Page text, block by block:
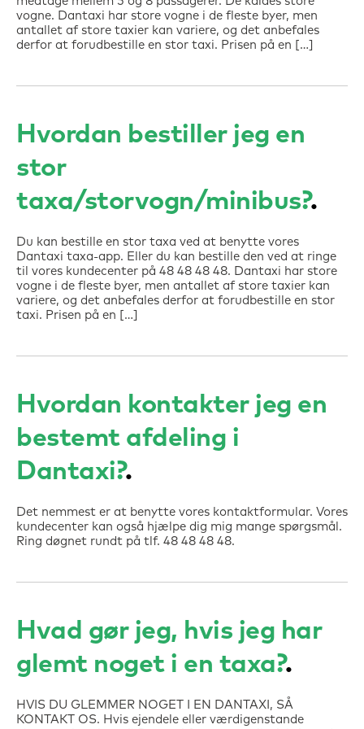
vogne. Dantaxi har store vogne i de fleste byer, men
antallet af store taxier kan variere, og det anbefales
derfor at forudbestille en stor taxi. Prisen på en […]
Hvordan bestiller jeg en
stor
taxa/storvogn/minibus?
Du kan bestille en stor taxa ved at benytte vores
Dantaxi taxa-app. Eller du kan bestille den ved at ringe
til vores kundecenter på 48 48 48 48. Dantaxi har store
vogne i de fleste byer, men antallet af store taxier kan
variere, og det anbefales derfor at forudbestille en stor
taxi. Prisen på en […]
Hvordan kontakter jeg en
bestemt afdeling i
Dantaxi?
Det nemmest er at benytte vores kontaktformular. Vores
kundecenter kan også hjælpe dig mig mange spørgsmål.
Ring døgnet rundt på tlf. 48 48 48 48.
Hvad gør jeg, hvis jeg har
glemt noget i en taxa?
HVIS DU GLEMMER NOGET I EN DANTAXI, SÅ
KONTAKT OS. Hvis ejendele eller værdigenstande